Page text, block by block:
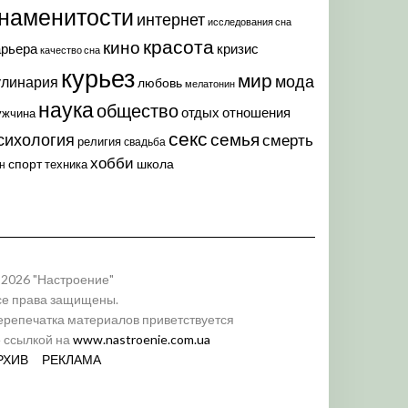
интернет исследования сна
качество сна кино красота кризис
курьез любовь мелатонин мир мода
наукаобществоотдых отношения
религия свадьба секссемья смерть
спорттехникахобби школа
"Настроение"
права защищены.
материалов приветствуется
ссылкой на www.nastroenie.com.ua
РЕКЛАМА